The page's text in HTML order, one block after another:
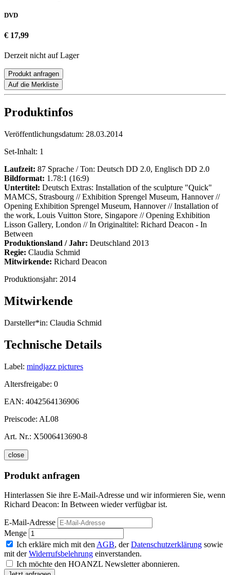
DVD
€ 17,99
Derzeit nicht auf Lager
Produkt anfragen
Auf die Merkliste
Produktinfos
Veröffentlichungsdatum: 28.03.2014
Set-Inhalt: 1
Laufzeit: 87 Sprache / Ton: Deutsch DD 2.0, Englisch DD 2.0
Bildformat: 1.78:1 (16:9)
Untertitel: Deutsch Extras: Installation of the sculpture "Quick"
MAMCS, Strasbourg // Exhibition Sprengel Museum, Hannover //
Opening Exhibition Sprengel Museum, Hannover // Installation of
the work, Louis Vuitton Store, Singapore // Opening Exhibition
Lisson Gallery, London // In Originaltitel: Richard Deacon - In
Between
Produktionsland / Jahr: Deutschland 2013
Regie: Claudia Schmid
Mitwirkende: Richard Deacon
Produktionsjahr: 2014
Mitwirkende
Darsteller*in: Claudia Schmid
Technische Details
Label: mindjazz pictures
Altersfreigabe: 0
EAN: 4042564136906
Preiscode: AL08
Art. Nr.: X5006413690-8
close
Produkt anfragen
Hinterlassen Sie ihre E-Mail-Adresse und wir informieren Sie, wenn
Richard Deacon: In Between wieder verfügbar ist.
E-Mail-Adresse
Menge
Ich erkläre mich mit den AGB, derDatenschutzerklärung sowie
mit derWiderrufsbelehrung einverstanden.
Ich möchte den HOANZL Newsletter abonnieren.